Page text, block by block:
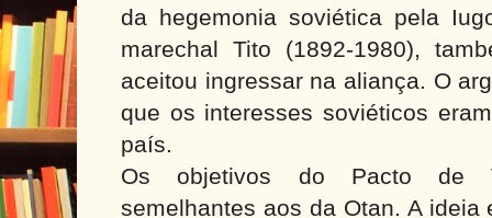
da hegemonia soviética pela
marechal Tito (1892-1980),
aceitou ingressar na aliança. O
que os interesses soviéticos
país.
Os objetivos do Pacto de
semelhantes aos da Otan. A